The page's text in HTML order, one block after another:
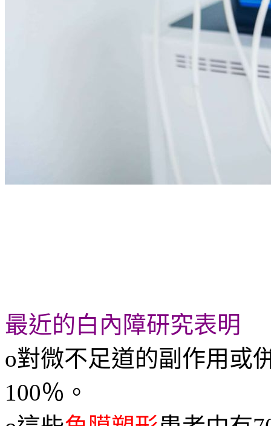
最近的白內障研究表明
o對微不足道的副作用或
100％。